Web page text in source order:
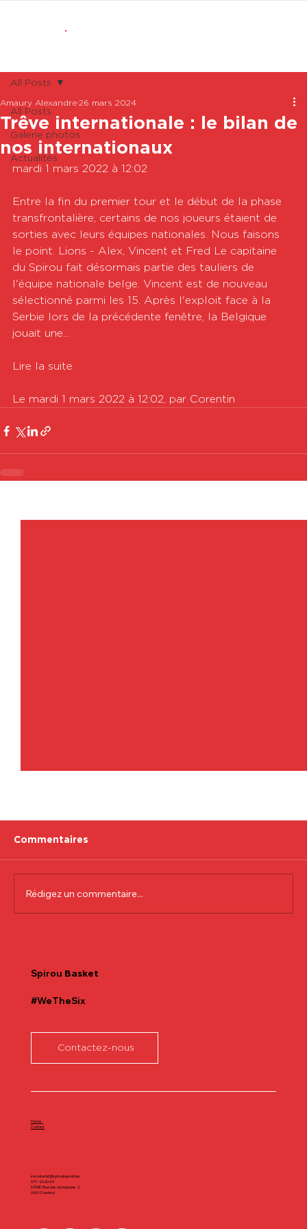
All Posts
Galerie photos
Actualités
All Posts
Trêve internationale : le bilan de
nos internationaux
Amaury Alexandre 26 mars 2024
mardi 1 mars 2022 à 12:02
Entre la fin du premier tour et le début de la phase
transfrontalière, certains de nos joueurs étaient de
sorties avec leurs équipes nationales. Nous faisons
le point. Lions - Alex, Vincent et Fred Le capitaine
du Spirou fait désormais partie des tauliers de
l'équipe nationale belge. Vincent est de nouveau
sélectionné parmi les 15. Après l'exploit face à la
Serbie lors de la précédente fenêtre, la Belgique
jouait une...
Lire la suite
Le mardi 1 mars 2022 à 12:02, par Corentin
Commentaires
Rédigez un commentaire...
Spirou Basket
#WeTheSix
Contactez-nous
secretariat@spiroubasket.be
071/20.60.40
DÔME | Rue des olympiades 2,
6000 Charleroi
Home
Contact